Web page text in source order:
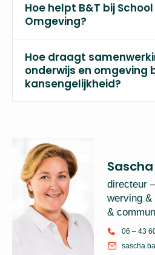
Hoe helpt B&T bij
Omgeving?
Hoe draagt
onderwijs en omgeving
kansengelijkheid?
directeur
werving &
&
06 – 43